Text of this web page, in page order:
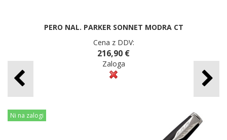
PERO NAL. PARKER SONNET MODRA CT
Cena z DDV:
216,90 €
Zaloga
Ni na zalogi